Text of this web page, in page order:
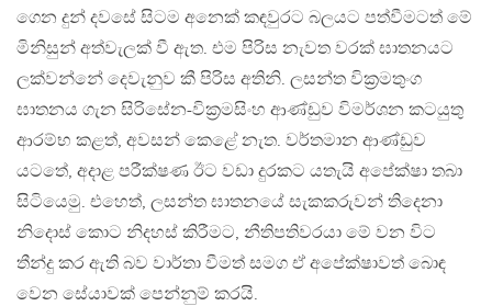
ගෙන දුන් දවසේ සිටම අනෙක් කඳවුරට බලයට පත්වීමටත් මේ
මිනිසුන් අත්වැලක් වී ඇත. එම පිරිස නැවත වරක් ඝාතනයට
ලක්වන්නේ දෙවැනුව කී පිරිස අතිනි. ලසන්ත වික්‍රමතුංග
ඝාතනය ගැන සිරිසේන-වික්‍රමසිංහ ආණ්ඩුව විමර්ශන කටයුතු
ආරම්භ කළත්, අවසන් කෙළේ නැත. වර්තමාන ආණ්ඩුව
යටතේ, අදාළ පරීක්ෂණ ඊට වඩා දුරකට යතැයි අපේක්ෂා තබා
සිටියෙමු. එහෙත්, ලසන්ත ඝාතනයේ සැකකරුවන් තිදෙනා
නිදොස් කොට නිදහස් කිරීමට, නීතිපතිවරයා මේ වන විට
තීන්දු කර ඇති බව වාර්තා වීමත් සමග ඒ අපේක්ෂාවත් බොඳ
වෙන සේයාවක් පෙන්නුම් කරයි.